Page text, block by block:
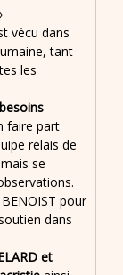
vécu dans
tant
les
faire part
relais de
se
pour
dans
et